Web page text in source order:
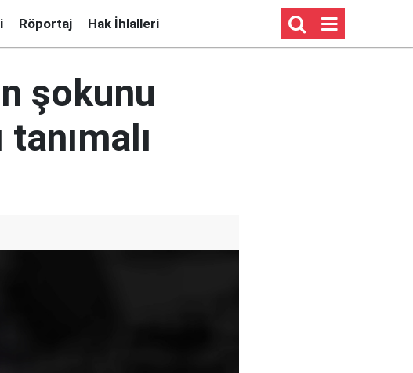
Röportaj Hak İhlalleri
şokunu